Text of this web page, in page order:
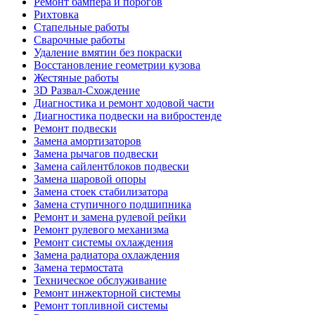
Рихтовка
Стапельные работы
Сварочные работы
Удаление вмятин без покраски
Восстановление геометрии кузова
Жестяные работы
3D Развал-Схождение
Диагностика и ремонт ходовой части
Диагностика подвески на вибростенде
Ремонт подвески
Замена амортизаторов
Замена рычагов подвески
Замена сайлентблоков подвески
Замена шаровой опоры
Замена стоек стабилизатора
Замена ступичного подшипника
Ремонт и замена рулевой рейки
Ремонт рулевого механизма
Ремонт системы охлаждения
Замена радиатора охлаждения
Замена термостата
Техническое обслуживание
Ремонт инжекторной системы
Ремонт топливной системы